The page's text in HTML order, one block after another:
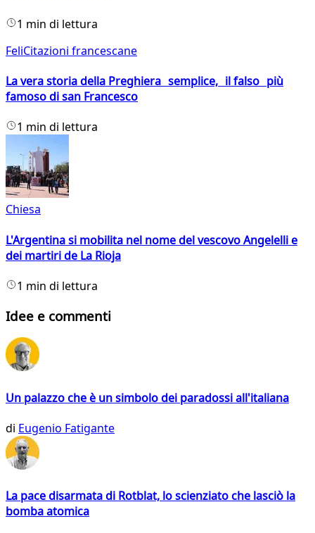
1 min di lettura
FeliCitazioni francescane
La vera storia della Preghiera semplice, il falso più
famoso di san Francesco
1 min di lettura
Chiesa
L'Argentina si mobilita nel nome del vescovo Angelelli e
dei martiri de La Rioja
1 min di lettura
Idee e commenti
Un palazzo che è un simbolo dei paradossi all'italiana
di Eugenio Fatigante
La pace disarmata di Rotblat, lo scienziato che lasciò la
bomba atomica